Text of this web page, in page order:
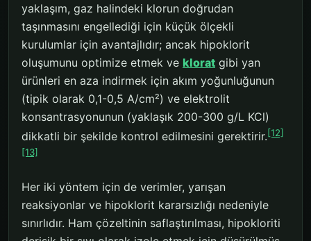
yaklaşım, gaz halindeki klorun doğrudan
taşınmasını engellediği için küçük ölçekli
kurulumlar için avantajlıdır; ancak hipoklorit
oluşumunu optimize etmek ve klorat gibi yan
ürünleri en aza indirmek için akım yoğunluğunun
(tipik olarak 0,1-0,5 A/cm²) ve elektrolit
konsantrasyonunun (yaklaşık 200-300 g/L KCl)
dikkatli bir şekilde kontrol edilmesini gerektirir.[12]
[13]
Her iki yöntem için de verimler, yarışan
reaksiyonlar ve hipoklorit kararsızlığı nedeniyle
sınırlıdır. Ham çözeltinin saflaştırılması, hipokloriti